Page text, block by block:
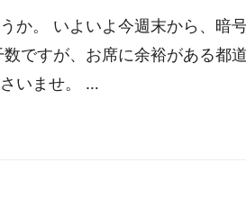
か。 いよいよ今週末から、暗
ですが、お席に余裕がある都
いませ。 …